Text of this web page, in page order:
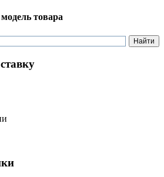
товара